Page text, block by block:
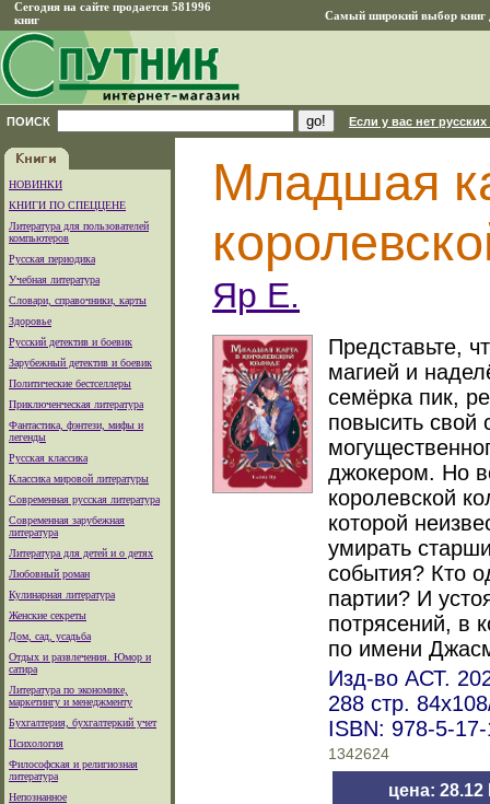
Сегодня на сайте продается 581996
книг
Самый широкий выбор книг
ПОИСК Если у вас нет
НОВИНКИ
КНИГИ ПО СПЕЦЦЕНЕ
Литература для пользователей
компьютеров
Русская периодика
Учебная литература
Словари, справочники, карты
Здоровье
Русский детектив и боевик
Зарубежный детектив и боевик
Политические бестселлеры
Приключенческая литература
Фантастика, фэнтези, мифы и
легенды
Русская классика
Классика мировой литературы
Современная русская литература
Современная зарубежная
литература
Литература для детей и о детях
Любовный роман
Кулинарная литература
Женские секреты
Дом, сад, усадьба
Отдых и развлечения. Юмор и
сатира
Литература по экономике,
маркетингу и менеджменту
Бухгалтерия, бухгалтеркий учет
Психология
Философская и религиозная
литература
Непознанное
Младшая
Яр Е.
Представьте,
магией и
семёрка пик,
повысить свой
джокером. Но
королевской
которой
умирать
события? Кто
партии? И
потрясений, в
по имени
Изд-во АСТ.
288 стр.
ISBN: 978-5-
1342624
цена: 28.12